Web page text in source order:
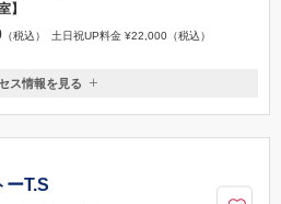
】
（税込） 土日祝UP料金 ¥22,000（税込）
ス情報を見る
ーT.S